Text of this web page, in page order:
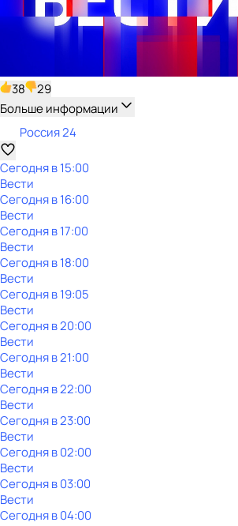
38
29
Больше информации
Россия 24
Сегодня в 15:00
Вести
Сегодня в 16:00
Вести
Сегодня в 17:00
Вести
Сегодня в 18:00
Вести
Сегодня в 19:05
Вести
Сегодня в 20:00
Вести
Сегодня в 21:00
Вести
Сегодня в 22:00
Вести
Сегодня в 23:00
Вести
Сегодня в 02:00
Вести
Сегодня в 03:00
Вести
Сегодня в 04:00